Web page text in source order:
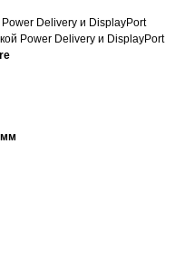
Delivery и DisplayPort
Power Delivery и DisplayPort
мм